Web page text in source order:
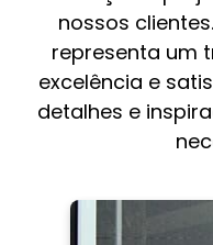
nossos
representa um
excelência e
detalhes e